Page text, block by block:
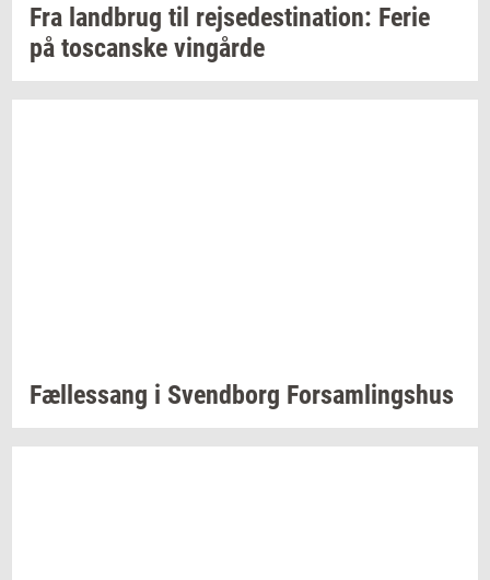
Fra land­brug til rej­se­desti­na­tion: Ferie
på toscan­ske vin­går­de
Fæl­les­sang i Svend­borg For­sam­lings­hus